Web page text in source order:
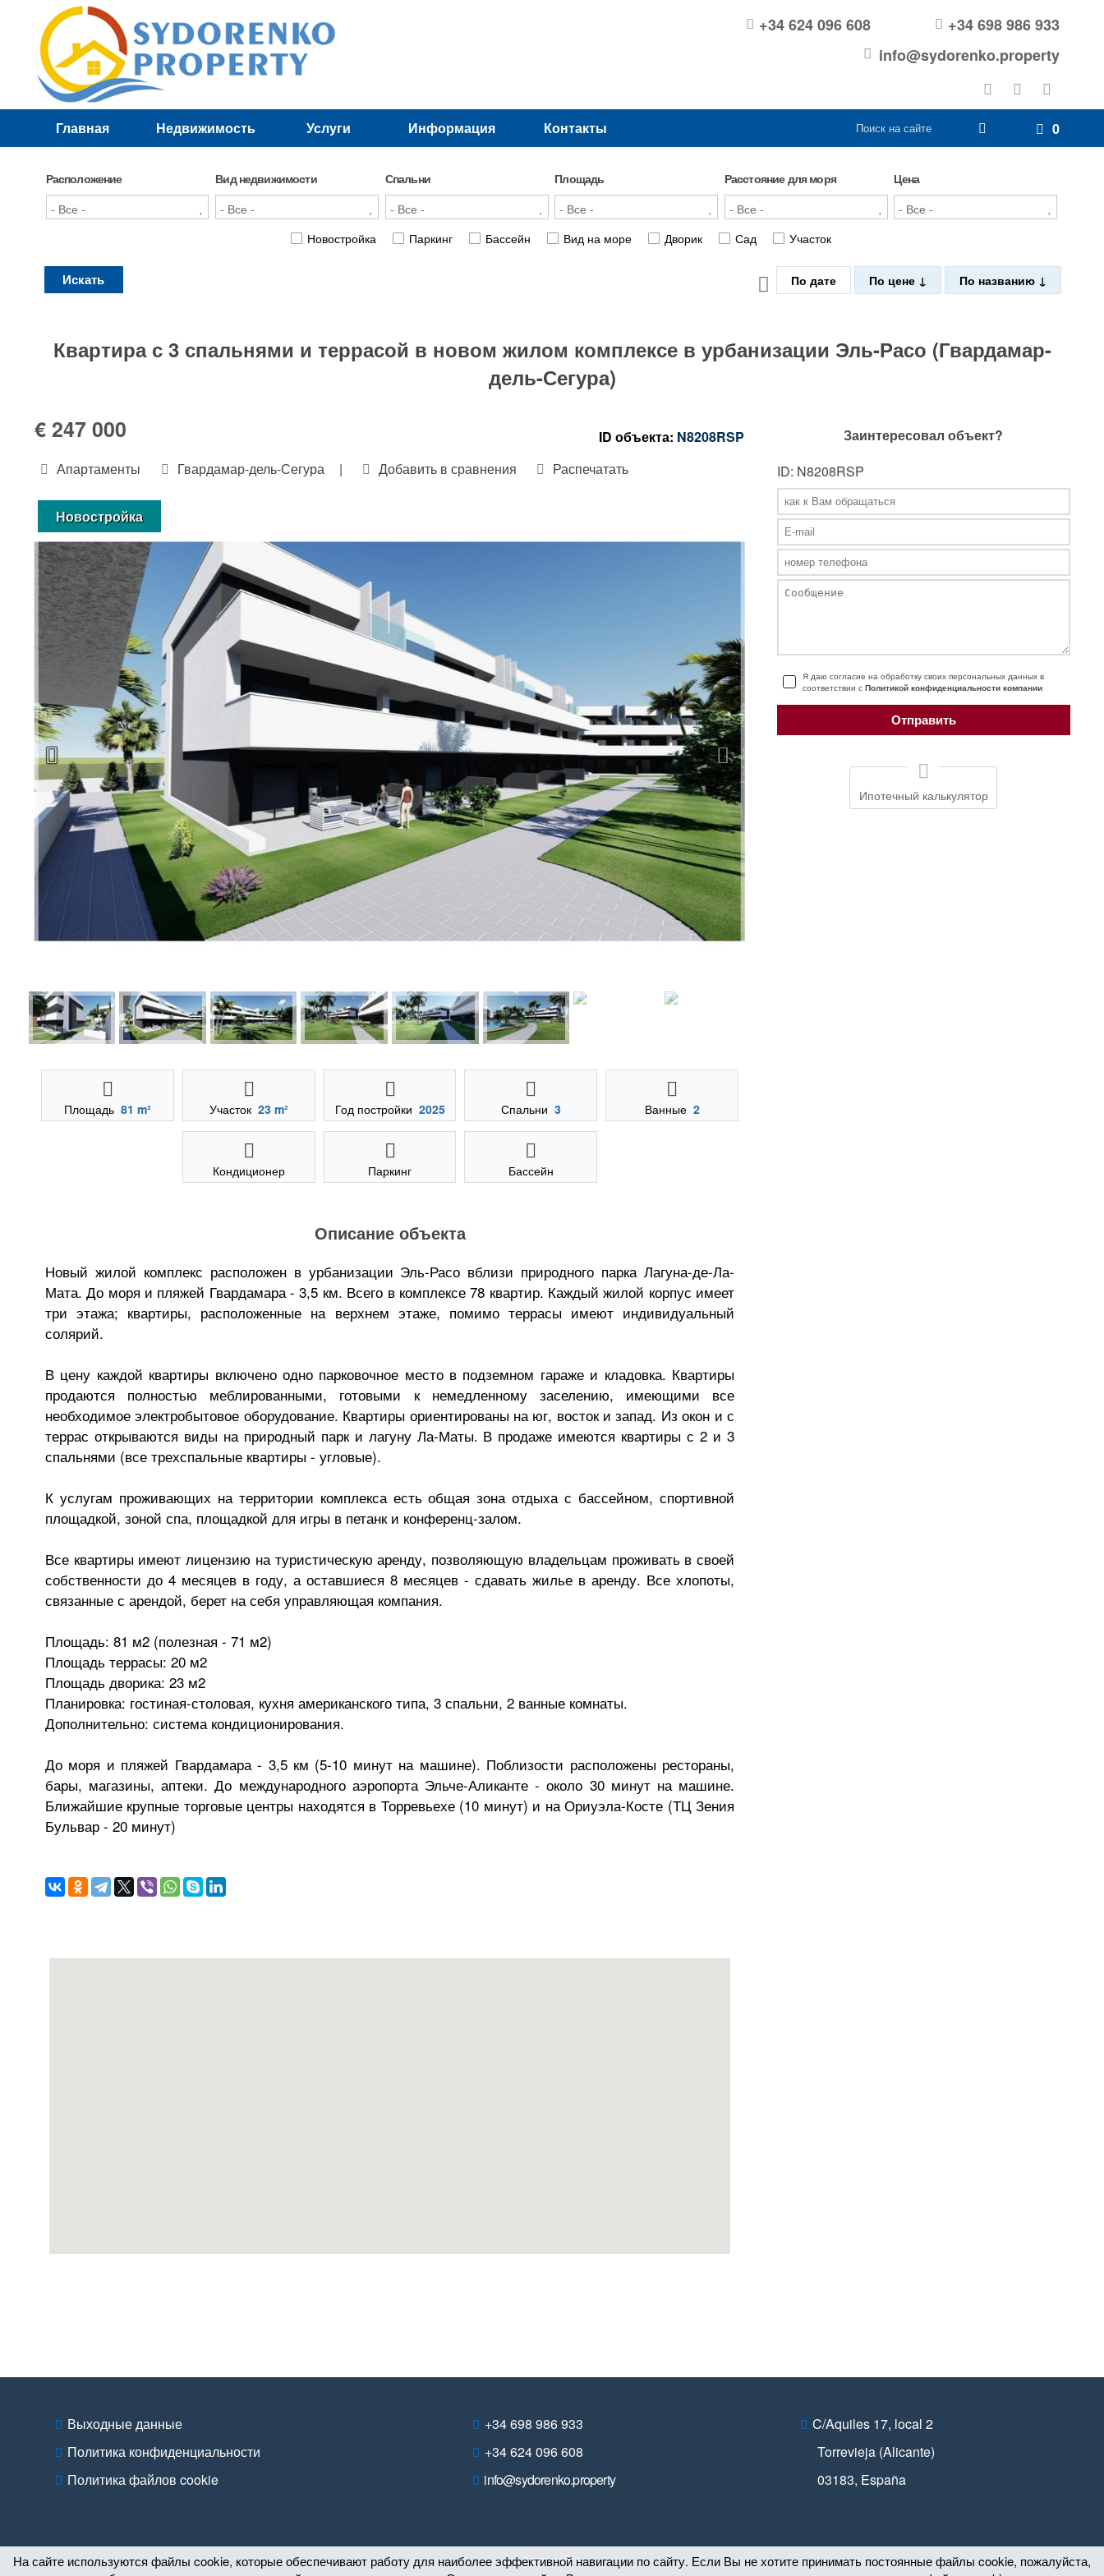
+34 698 986 933
+34 624 096 608
info@sydorenko.property
Главная Недвижимость Услуги Информация Контакты 0
Расположение Вид недвижимости Спальни Площадь Расстояние для моря Цена
Новостройка Паркинг Бассейн Вид на море Дворик Сад Участок
Искать По дате По цене По названию
Квартира с 3 спальнями и террасой в новом жилом комплексе в урбанизации Эль-Расо (Гвардамар-
дель-Сегура)
€ 247 000 ID объекта: N8208RSP
Апартаменты
Гвардамар-дель-Сегура | Добавить в сравнения Распечатать
Новостройка
Площадь 81 m² Участок 23 m² Год постройки 2025 Спальни 3 Ванные 2
Кондиционер Паркинг Бассейн
Описание объекта
Новый жилой комплекс расположен в урбанизации Эль-Расо вблизи природного парка Лагуна-де-Ла-
Мата. До моря и пляжей Гвардамара - 3,5 км. Всего в комплексе 78 квартир. Каждый жилой корпус имеет
три этажа; квартиры, расположенные на верхнем этаже, помимо террасы имеют индивидуальный
солярий.
В цену каждой квартиры включено одно парковочное место в подземном гараже и кладовка. Квартиры
продаются полностью меблированными, готовыми к немедленному заселению, имеющими все
необходимое электробытовое оборудование. Квартиры ориентированы на юг, восток и запад. Из окон и с
террас открываются виды на природный парк и лагуну Ла-Маты. В продаже имеются квартиры с 2 и 3
спальнями (все трехспальные квартиры - угловые).
К услугам проживающих на территории комплекса есть общая зона отдыха с бассейном, спортивной
площадкой, зоной спа, площадкой для игры в петанк и конференц-залом.
Все квартиры имеют лицензию на туристическую аренду, позволяющую владельцам проживать в своей
собственности до 4 месяцев в году, а оставшиеся 8 месяцев - сдавать жилье в аренду. Все хлопоты,
связанные с арендой, берет на себя управляющая компания.
Площадь: 81 м2 (полезная - 71 м2)
Площадь террасы: 20 м2
Площадь дворика: 23 м2
Планировка: гостиная-столовая, кухня американского типа, 3 спальни, 2 ванные комнаты.
Дополнительно: система кондиционирования.
До моря и пляжей Гвардамара - 3,5 км (5-10 минут на машине). Поблизости расположены рестораны,
бары, магазины, аптеки. До международного аэропорта Эльче-Аликанте - около 30 минут на машине.
Ближайшие крупные торговые центры находятся в Торревьехе (10 минут) и на Ориуэла-Косте (ТЦ Зения
Бульвар - 20 минут)
Заинтересовал объект?
ID: N8208RSP
Я даю согласие на обработку своих персональных данных в
соответствии сПолитикой конфиденциальности компании
Ипотечный калькулятор
Выходные данные
Политика конфиденциальности
Политика файлов cookie
+34 698 986 933
+34 624 096 608
info@sydorenko.property
C/Aquiles 17, local 2
Torrevieja (Alicante)
03183, España
Карта сайта
На сайте используются файлы cookie, которые обеспечивают работу для наиболее эффективной навигации по сайту. Если Вы не хотите принимать постоянные файлы cookie, пожалуйста,